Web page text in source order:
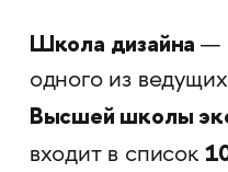
Школа дизайна—
одного из
Высшей школы
входит в список